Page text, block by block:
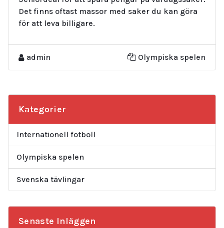
Det finns oftast massor med saker du kan göra
för att leva billigare.
admin Olympiska spelen
Kategorier
Internationell fotboll
Olympiska spelen
Svenska tävlingar
Senaste Inläggen